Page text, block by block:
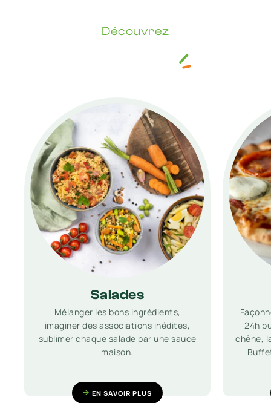
Découvrez
traiteur
Salades
Mélanger les bons ingrédients,
imaginer des associations inédites,
sublimer chaque salade par une sauce
maison.
EN SAVOIR PLUS
24h
chêne,